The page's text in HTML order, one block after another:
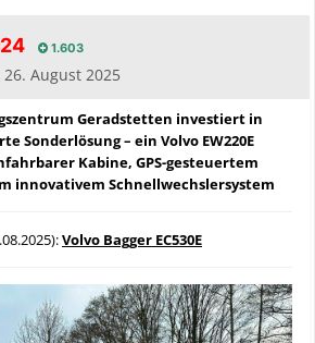
1.603
26. August 2025
Geradstetten investiert in
Sonderlösung – ein Volvo EW220E
Kabine, GPS-gesteuertem
innovativem Schnellwechslersystem
Volvo Bagger EC530E